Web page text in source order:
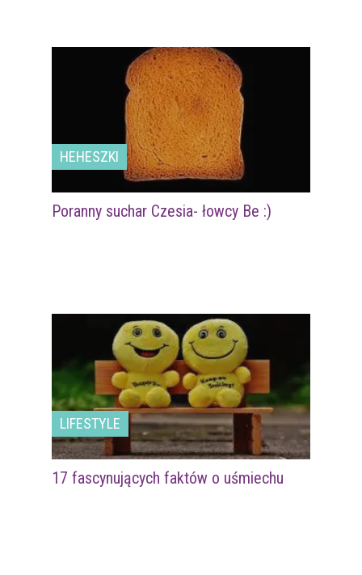
HEHESZKI
Poranny suchar Czesia- łowcy Be :)
LIFESTYLE
17 fascynujących faktów o uśmiechu